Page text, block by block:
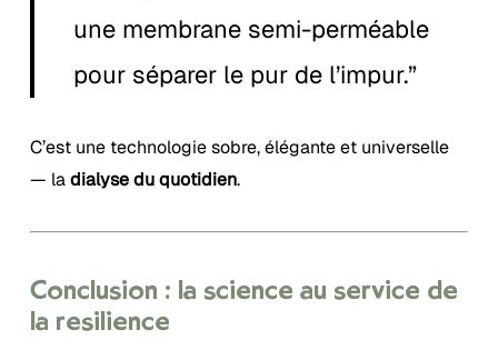
une membrane semi-perméable
pour séparer le pur de l’impur.”
C’est une technologie sobre, élégante et universelle
— ladialyse du quotidien.
Conclusion : la science au service de
la résilience